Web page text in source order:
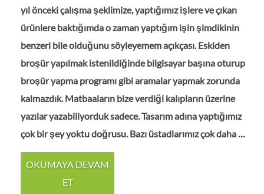
yıl önceki çalışma şeklimize, yaptığımız işlere ve çıkan
ürünlere baktığımda o zaman yaptığım işin şimdikinin
benzeri bile olduğunu söyleyemem açıkçası. Eskiden
broşür yapılmak istenildiğinde bilgisayar başına oturup
broşür yapma programı gibi aramalar yapmak zorunda
kalmazdık. Matbaaların bize verdiği kalıpların üzerine
yazılar yazabiliyorduk sadece. Tasarım adına yaptığımız
çok bir şey yoktu doğrusu. Bazı üstadlarımız çok daha …
OKUMAYA DEVAM
ET